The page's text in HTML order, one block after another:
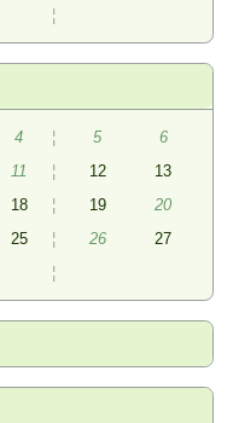
¦
4 ¦ 5
6
11 ¦ 12
13
18 ¦ 19
20
25 ¦ 26
27
¦